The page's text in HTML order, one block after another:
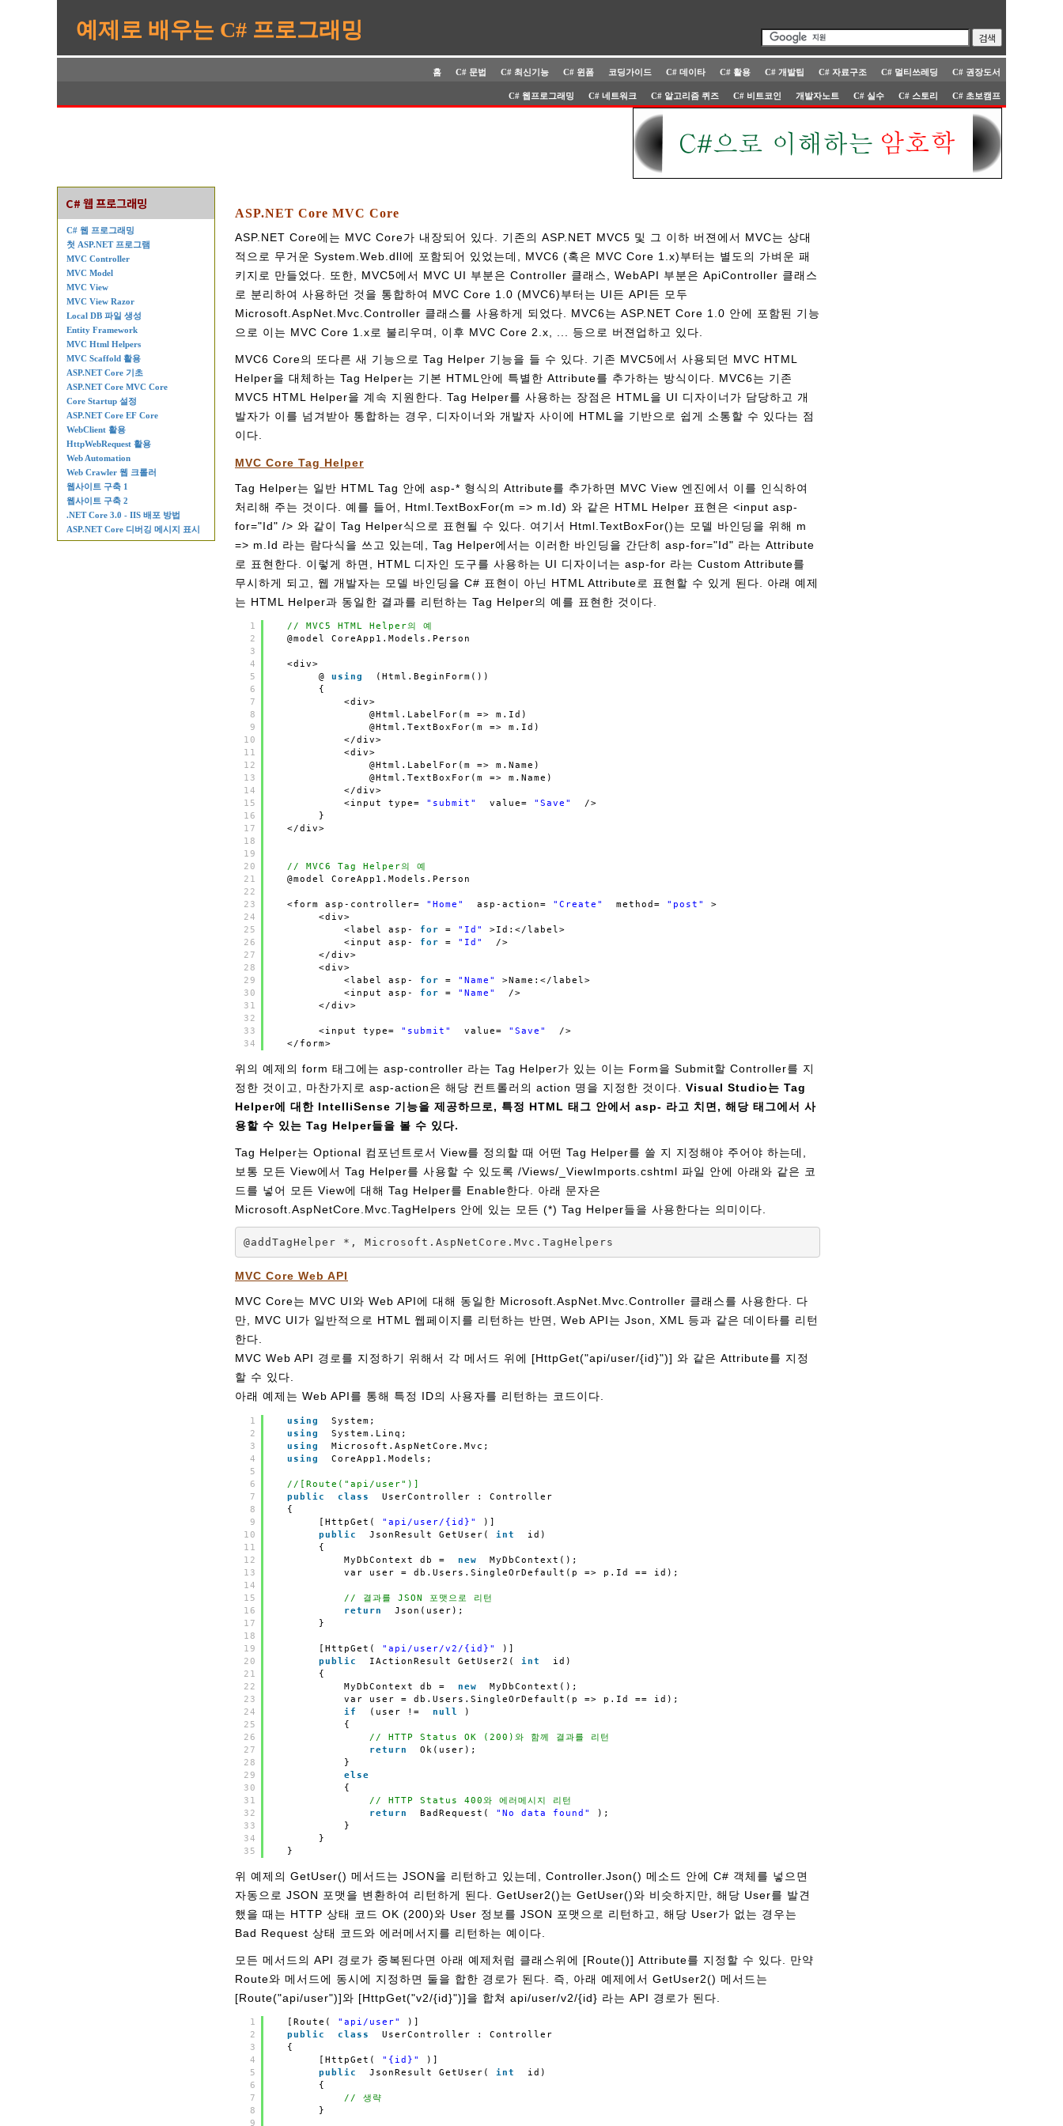
예제로 배우는 C# 프로그래밍
홈 C# 문법 C# 최신기능 C# 윈폼 코딩가이드 C# 데이타 C# 활용 C# 개발팁 C# 자료구조 C# 멀티쓰레딩 C# 권장도서
C# 웹프로그래밍 C# 네트워크 C# 알고리즘 퀴즈 C# 비트코인 개발자노트 C# 실수 C# 스토리 C# 초보캠프
C# 웹 프로그래밍
C# 웹 프로그래밍
첫 ASP.NET 프로그램
MVC Controller
MVC Model
MVC View
MVC View Razor
Local DB 파일 생성
Entity Framework
MVC Html Helpers
MVC Scaffold 활용
ASP.NET Core 기초
ASP.NET Core MVC Core
Core Startup 설정
ASP.NET Core EF Core
WebClient 활용
HttpWebRequest 활용
Web Automation
Web Crawler 웹 크롤러
웹사이트 구축 1
웹사이트 구축 2
.NET Core 3.0 - IIS 배포 방법
ASP.NET Core 디버깅 메시지 표시
ASP.NET Core MVC Core
ASP.NET Core에는 MVC Core가 내장되어 있다. 기존의 ASP.NET MVC5 및 그 이하 버젼에서 MVC는 상대
적으로 무거운 System.Web.dll에 포함되어 있었는데, MVC6 (혹은 MVC Core 1.x)부터는 별도의 가벼운 패
키지로 만들었다. 또한, MVC5에서 MVC UI 부분은 Controller 클래스, WebAPI 부분은 ApiController 클래스
로 분리하여 사용하던 것을 통합하여 MVC Core 1.0 (MVC6)부터는 UI든 API든 모두
Microsoft.AspNet.Mvc.Controller 클래스를 사용하게 되었다. MVC6는 ASP.NET Core 1.0 안에 포함된 기능
으로 이는 MVC Core 1.x로 불리우며, 이후 MVC Core 2.x, ... 등으로 버젼업하고 있다.
MVC6 Core의 또다른 새 기능으로 Tag Helper 기능을 들 수 있다. 기존 MVC5에서 사용되던 MVC HTML
Helper을 대체하는 Tag Helper는 기본 HTML안에 특별한 Attribute를 추가하는 방식이다. MVC6는 기존
MVC5 HTML Helper을 계속 지원한다. Tag Helper를 사용하는 장점은 HTML을 UI 디자이너가 담당하고 개
발자가 이를 넘겨받아 통합하는 경우, 디자이너와 개발자 사이에 HTML을 기반으로 쉽게 소통할 수 있다는 점
이다.
MVC Core Tag Helper
Tag Helper는 일반 HTML Tag 안에 asp-* 형식의 Attribute를 추가하면 MVC View 엔진에서 이를 인식하여
처리해 주는 것이다. 예를 들어, Html.TextBoxFor(m => m.Id) 와 같은 HTML Helper 표현은 <input asp-
for="Id" /> 와 같이 Tag Helper식으로 표현될 수 있다. 여기서 Html.TextBoxFor()는 모델 바인딩을 위해 m
=> m.Id 라는 람다식을 쓰고 있는데, Tag Helper에서는 이러한 바인딩을 간단히 asp-for="Id" 라는 Attribute
로 표현한다. 이렇게 하면, HTML 디자인 도구를 사용하는 UI 디자이너는 asp-for 라는 Custom Attribute를
무시하게 되고, 웹 개발자는 모델 바인딩을 C# 표현이 아닌 HTML Attribute로 표현할 수 있게 된다. 아래 예제
는 HTML Helper과 동일한 결과를 리턴하는 Tag Helper의 예를 표현한 것이다.
1
2
3
4
5
6
7
8
9
10
11
12
13
14
15
16
17
18
19
20
21
22
23
24
25
26
27
28
29
30
31
32
33
34
// MVC5 HTML Helper의 예
@model CoreApp1.Models.Person
<div>
@
using
(Html.BeginForm())
{
<div>
@Html.LabelFor(m => m.Id)
@Html.TextBoxFor(m => m.Id)
</div>
<div>
@Html.LabelFor(m => m.Name)
@Html.TextBoxFor(m => m.Name)
</div>
<input type=
"submit" value= "Save"
/>
}
</div>
// MVC6 Tag Helper의 예
@model CoreApp1.Models.Person
<form asp-controller= "Home" asp-action= "Create" method= "post"
>
<div>
<label asp-
for = "Id"
>Id:</label>
<input asp-
for = "Id"
/>
</div>
<div>
<label asp-
for = "Name"
>Name:</label>
<input asp-
for = "Name"
/>
</div>
<input type= "submit" value= "Save"
/>
</form>
위의 예제의 form 태그에는 asp-controller 라는 Tag Helper가 있는 이는 Form을 Submit할 Controller를 지
정한 것이고, 마찬가지로 asp-action은 해당 컨트롤러의 action 명을 지정한 것이다. Visual Studio는 Tag
Helper에 대한 IntelliSense 기능을 제공하므로, 특정 HTML 태그 안에서 asp- 라고 치면, 해당 태그에서 사
용할 수 있는 Tag Helper들을 볼 수 있다.
Tag Helper는 Optional 컴포넌트로서 View를 정의할 때 어떤 Tag Helper를 쓸 지 지정해야 주어야 하는데,
보통 모든 View에서 Tag Helper를 사용할 수 있도록 /Views/_ViewImports.cshtml 파일 안에 아래와 같은 코
드를 넣어 모든 View에 대해 Tag Helper를 Enable한다. 아래 문자은
Microsoft.AspNetCore.Mvc.TagHelpers 안에 있는 모든 (*) Tag Helper들을 사용한다는 의미이다.
@addTagHelper *, Microsoft.AspNetCore.Mvc.TagHelpers
MVC Core Web API
MVC Core는 MVC UI와 Web API에 대해 동일한 Microsoft.AspNet.Mvc.Controller 클래스를 사용한다. 다
만, MVC UI가 일반적으로 HTML 웹페이지를 리턴하는 반면, Web API는 Json, XML 등과 같은 데이타를 리턴
한다.
MVC Web API 경로를 지정하기 위해서 각 메서드 위에 [HttpGet("api/user/{id}")] 와 같은 Attribute를 지정
할 수 있다.
아래 예제는 Web API를 통해 특정 ID의 사용자를 리턴하는 코드이다.
1
2
3
4
5
6
7
8
9
10
11
12
13
14
15
16
17
18
19
20
21
22
23
24
25
26
27
28
29
30
31
32
33
34
35
using
System;
using
System.Linq;
using
Microsoft.AspNetCore.Mvc;
using
CoreApp1.Models;
//[Route("api/user")]
public
class
UserController : Controller
{
[HttpGet(
"api/user/{id}"
)]
public
JsonResult GetUser( int
id)
{
MyDbContext db =
new
MyDbContext();
var user = db.Users.SingleOrDefault(p => p.Id == id);
// 결과를 JSON 포맷으로 리턴
return
Json(user);
}
[HttpGet( "api/user/v2/{id}"
)]
public
IActionResult GetUser2( int
id)
{
MyDbContext db =
new
MyDbContext();
var user = db.Users.SingleOrDefault(p => p.Id == id);
if
(user != null
)
{
// HTTP Status OK (200)와 함께 결과를 리턴
return
Ok(user);
}
else
{
// HTTP Status 400와 에러메시지 리턴
return
BadRequest( "No data found"
);
}
}
}
위 예제의 GetUser() 메서드는 JSON을 리턴하고 있는데, Controller.Json() 메소드 안에 C# 객체를 넣으면
자동으로 JSON 포맷을 변환하여 리턴하게 된다. GetUser2()는 GetUser()와 비슷하지만, 해당 User를 발견
했을 때는 HTTP 상태 코드 OK (200)와 User 정보를 JSON 포맷으로 리턴하고, 해당 User가 없는 경우는
Bad Request 상태 코드와 에러메서지를 리턴하는 예이다.
모든 메서드의 API 경로가 중복된다면 아래 예제처럼 클래스위에 [Route()] Attribute를 지정할 수 있다. 만약
Route와 메서드에 동시에 지정하면 둘을 합한 경로가 된다. 즉, 아래 예제에서 GetUser2() 메서드는
[Route("api/user")]와 [HttpGet("v2/{id}")]을 합쳐 api/user/v2/{id} 라는 API 경로가 된다.
1
2
3
4
5
6
7
8
9
[Route( "api/user"
)]
public
class
UserController : Controller
{
[HttpGet(
"{id}"
)]
public
JsonResult GetUser( int
id)
{
// 생략
}